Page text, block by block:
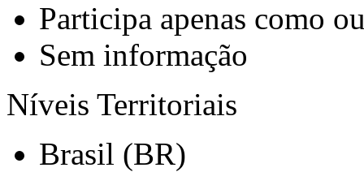
Participa apenas como
Sem informação
Níveis Territoriais
Brasil (BR)